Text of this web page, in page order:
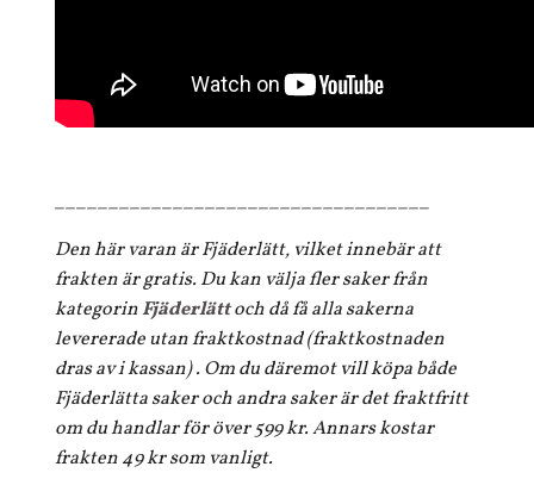
___________________________________
Den här varan är Fjäderlätt, vilket innebär att
frakten är gratis. Du kan välja fler saker från
kategorinFjäderlättoch då få alla sakerna
levererade utan fraktkostnad (fraktkostnaden
dras av i kassan) . Om du däremot vill köpa både
Fjäderlätta saker och andra saker är det fraktfritt
om du handlar för över 599 kr. Annars kostar
frakten 49 kr som vanligt.